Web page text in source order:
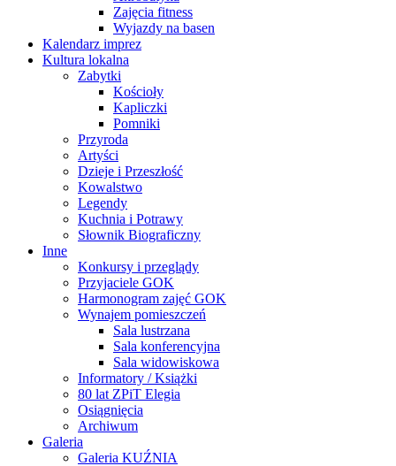
Zajęcia fitness
Wyjazdy na basen
Kalendarz imprez
Kultura lokalna
Zabytki
Kościoły
Kapliczki
Pomniki
Przyroda
Artyści
Dzieje i Przeszłość
Kowalstwo
Legendy
Kuchnia i Potrawy
Słownik Biograficzny
Inne
Konkursy i przeglądy
Przyjaciele GOK
Harmonogram zajęć GOK
Wynajem pomieszczeń
Sala lustrzana
Sala konferencyjna
Sala widowiskowa
Informatory / Książki
80 lat ZPiT Elegia
Osiągnięcia
Archiwum
Galeria
Galeria KUŹNIA